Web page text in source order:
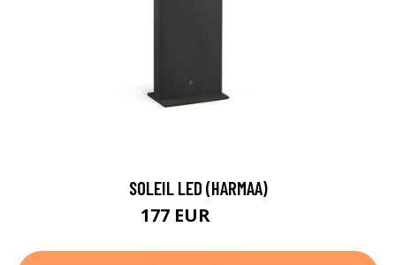
SOLEIL LED (HARMAA)
177 EUR